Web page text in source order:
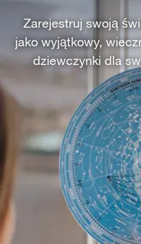
Zarejestruj swoją
jako wyjątkowy,
dziewczynki dla